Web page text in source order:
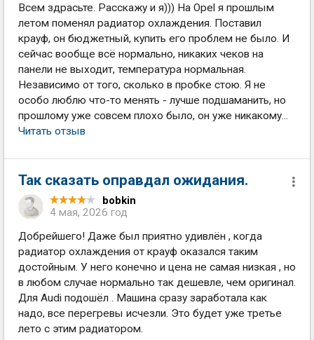
Всем здрасьте. Расскажу и я))) На Opel я прошлым
летом поменял радиатор охлаждения. Поставил
крауф, он бюджетный, купить его проблем не было. И
сейчас вообще всё нормально, никаких чеков на
панели не выходит, температура нормальная.
Независимо от того, сколько в пробке стою. Я не
особо люблю что-то менять - лучше подшаманить, но
прошлому уже совсем плохо было, он уже никакому...
Читать отзыв
Так сказать оправдал ожидания.
bobkin
4 мая, 2026 год
Добрейшего! Даже был приятно удивлён , когда
радиатор охлаждения от крауф оказался таким
достойным. У него конечно и цена не самая низкая , но
в любом случае нормально так дешевле, чем оригинал.
Для Audi подошёл . Машина сразу заработала как
надо, все перегревы исчезли. Это будет уже третье
лето с этим радиатором.